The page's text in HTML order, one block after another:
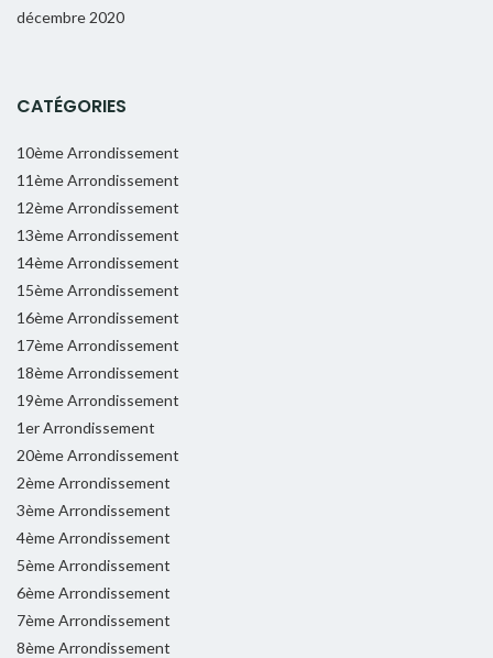
décembre 2020
CATÉGORIES
10ème Arrondissement
11ème Arrondissement
12ème Arrondissement
13ème Arrondissement
14ème Arrondissement
15ème Arrondissement
16ème Arrondissement
17ème Arrondissement
18ème Arrondissement
19ème Arrondissement
1er Arrondissement
20ème Arrondissement
2ème Arrondissement
3ème Arrondissement
4ème Arrondissement
5ème Arrondissement
6ème Arrondissement
7ème Arrondissement
8ème Arrondissement